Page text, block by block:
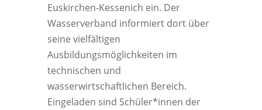
Euskirchen‑Kessenich ein. Der
Wasserverband informiert dort über
seine vielfältigen
Ausbildungsmöglichkeiten im
technischen und
wasserwirtschaftlichen Bereich.
Eingeladen sind Schüler*innen der